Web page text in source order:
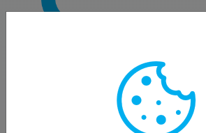
“Pallas Clinic" klīnika sniedz